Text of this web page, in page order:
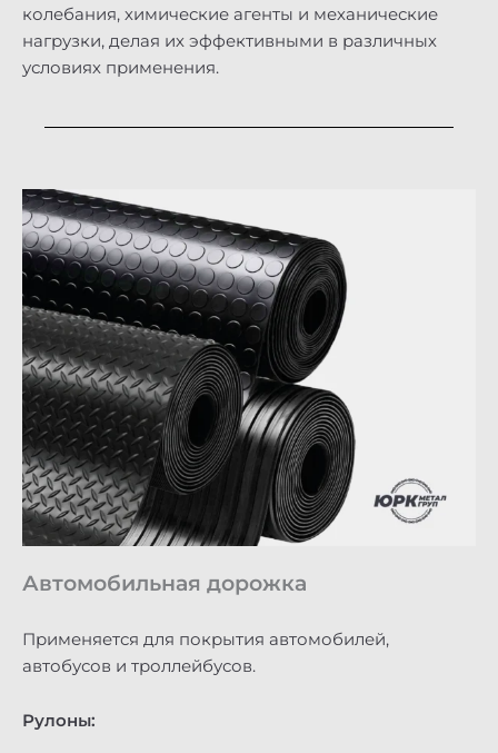
колебания, химические агенты и механические
нагрузки, делая их эффективными в различных
условиях применения.
Автомобильная дорожка
Применяется для покрытия автомобилей,
автобусов и троллейбусов.
Рулоны: